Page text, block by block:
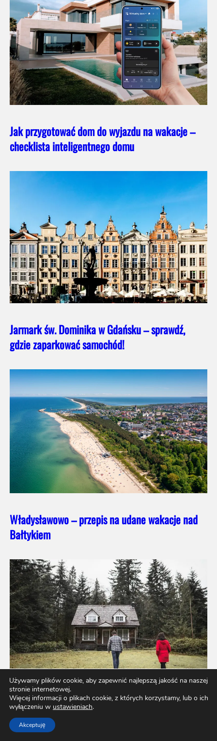
Jak przygotować dom do wyjazdu na wakacje –
checklista inteligentnego domu
Jarmark św. Dominika w Gdańsku – sprawdź,
gdzie zaparkować samochód!
Władysławowo – przepis na udane wakacje nad
Bałtykiem
Marzy Ci się własna działka rekreacyjna?
Sprawdź, jak można ją sfinansować
Używamy plików cookie, aby zapewnić najlepszą jakość na naszej
stronie internetowej.
Więcej informacji o plikach cookie, z których korzystamy, lub o ich
wyłączeniu w ustawieniach.
Akceptuję